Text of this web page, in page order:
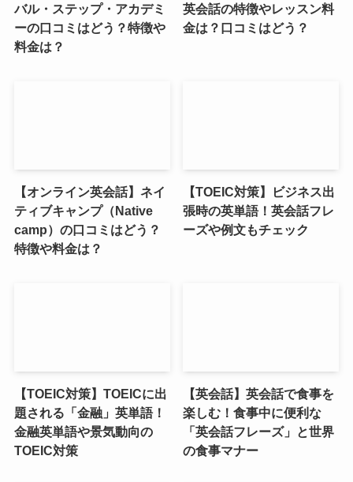
バル・ステップ・アカデミ
ーの口コミはどう？特徴や
料金は？
英会話の特徴やレッスン料
金は？口コミはどう？
【オンライン英会話】ネイ
ティブキャンプ（Native
camp）の口コミはどう？
特徴や料金は？
【TOEIC対策】ビジネス出
張時の英単語！英会話フレ
ーズや例文もチェック
【TOEIC対策】TOEICに出
題される「金融」英単語！
金融英単語や景気動向の
TOEIC対策
【英会話】英会話で食事を
楽しむ！食事中に便利な
「英会話フレーズ」と世界
の食事マナー